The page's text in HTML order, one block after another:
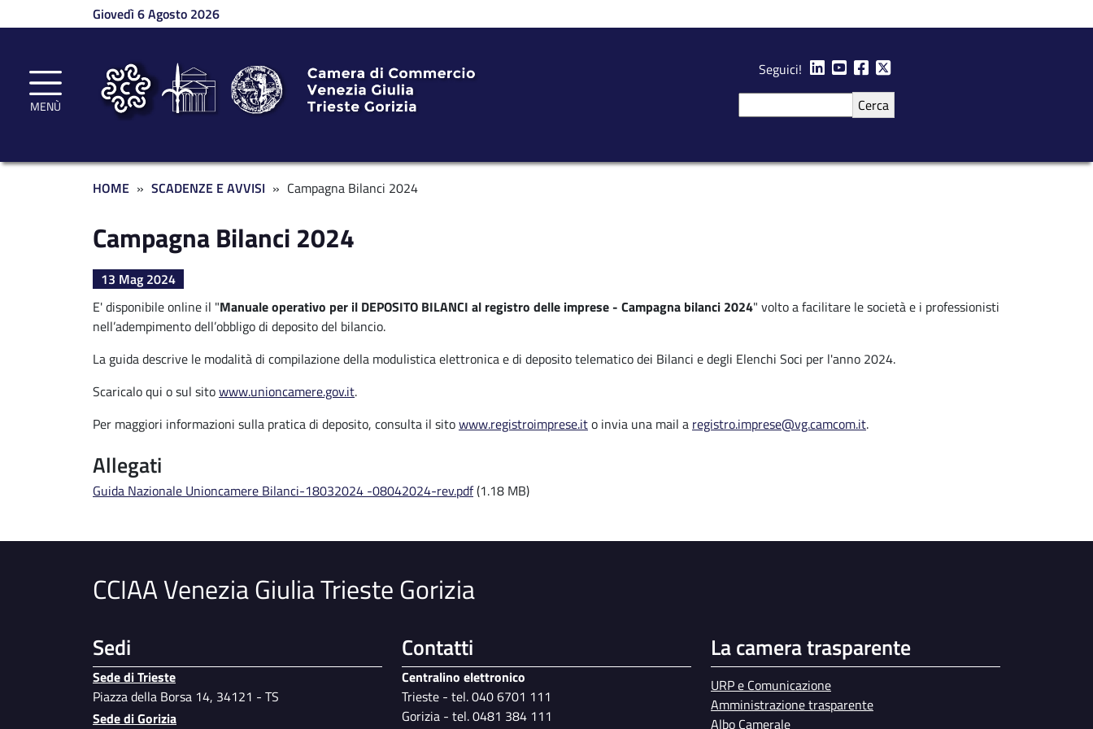
Salta al contenuto principaleGiovedì 6 Agosto 2026
MENÙ
Seguici!
Briciole di pane
HOME SCADENZE E AVVISI Campagna Bilanci 2024
Campagna Bilanci 2024
13 Mag 2024
E' disponibile online il "Manuale operativo per il DEPOSITO BILANCI al registro delle imprese - Campagna bilanci 2024" volto a facilitare le società e i professionisti
nell’adempimento dell’obbligo di deposito del bilancio.
La guida descrive le modalità di compilazione della modulistica elettronica e di deposito telematico dei Bilanci e degli Elenchi Soci per l'anno 2024.
Scaricalo qui o sul sitowww.unioncamere.gov.it.
Per maggiori informazioni sulla pratica di deposito, consulta il sitowww.registroimprese.ito invia una mail a registro.imprese@vg.camcom.it.
Allegati
Guida Nazionale Unioncamere Bilanci-18032024 -08042024-rev.pdf(1.18 MB)
CCIAA Venezia Giulia Trieste Gorizia
Sedi
Sede di Trieste
Piazza della Borsa 14, 34121 - TS
Sede di Gorizia
Contatti
Centralino elettronico
Trieste - tel. 040 6701 111
Gorizia - tel. 0481 384 111
La camera trasparente
URP e Comunicazione
Amministrazione trasparente
Albo Camerale